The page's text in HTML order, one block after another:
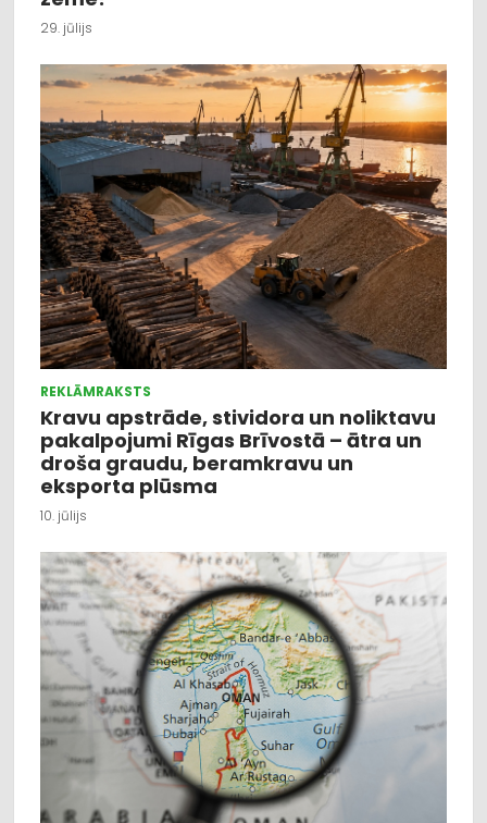
29. jūlijs
REKLĀMRAKSTS
Kravu apstrāde, stividora un noliktavu
pakalpojumi Rīgas Brīvostā – ātra un
droša graudu, beramkravu un
eksporta plūsma
10. jūlijs